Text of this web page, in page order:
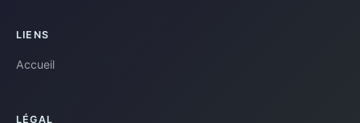
LIENS
Accueil
LÉGAL